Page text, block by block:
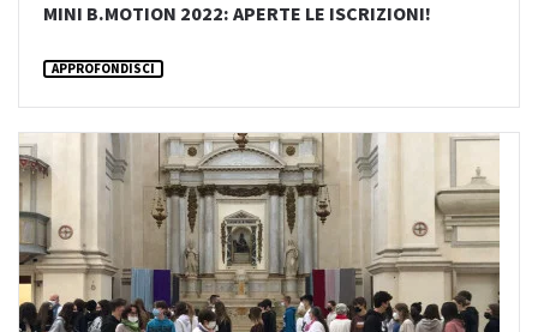
MINI B.MOTION 2022: APERTE LE ISCRIZIONI!
APPROFONDISCI